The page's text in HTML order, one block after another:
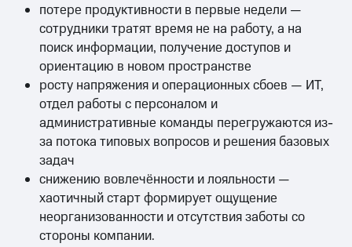
потере продуктивности в первые недели —
сотрудники тратят время не на работу, а на
поиск информации, получение доступов и
ориентацию в новом пространстве
росту напряжения и операционных сбоев — ИТ,
отдел работы с персоналом и
административные команды перегружаются из-
за потока типовых вопросов и решения базовых
задач
снижению вовлечённости и лояльности —
хаотичный старт формирует ощущение
неорганизованности и отсутствия заботы со
стороны компании.